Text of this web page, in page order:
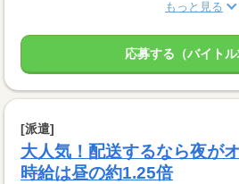
もっと見る
応募する（バイトル
[派遣]
大人気！配送するなら夜が
時給は昼の約1.25倍